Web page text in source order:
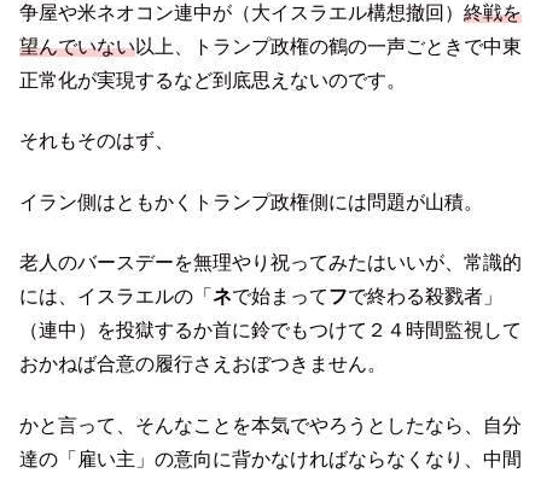
争屋や米ネオコン連中が（大イスラエル構想撤回） 終戦を
望んでいない以上、トランプ政権の鶴の一声ごときで中東
正常化が実現するなど到底思えないのです。
それもそのはず、
イラン側はともかくトランプ政権側には問題が山積。
老人のバースデーを無理やり祝ってみたはいいが、常識的
には、イスラエルの「 ネで始まってフで終わる殺戮者」
（連中）を投獄するか首に鈴でもつけて２４時間監視して
おかねば合意の履行さえおぼつきません。
かと言って、そんなことを本気でやろうとしたなら、自分
達の「雇い主」の意向に背かなければならなくなり、中間